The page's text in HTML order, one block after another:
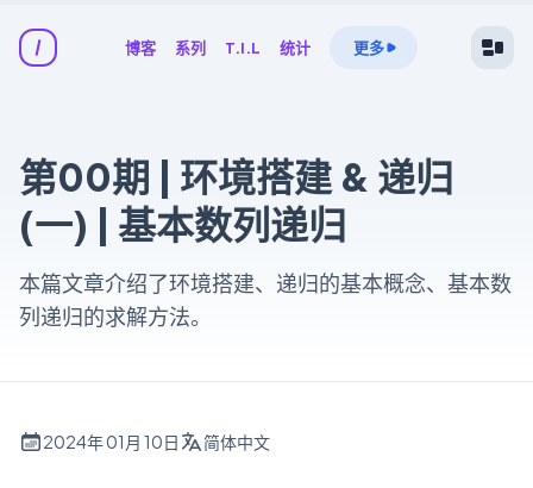
博客 系列 T.I.L 统计 更多
第00期 | 环境搭建 & 递归
(一) | 基本数列递归
本篇文章介绍了环境搭建、递归的基本概念、基本数
列递归的求解方法。
2024年 01月 10日 简体中文